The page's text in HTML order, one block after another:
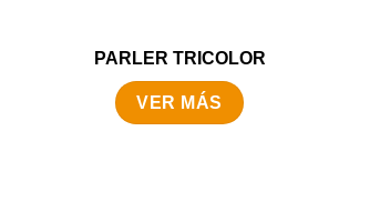
PARLER TRICOLOR
VER MÁS